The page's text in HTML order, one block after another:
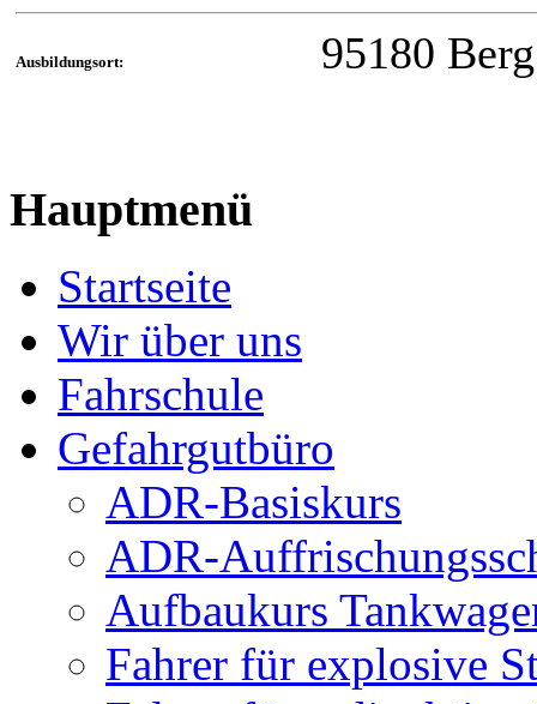
Ausbildungsort: 95180
Hauptmenü
Startseite
Wir über uns
Fahrschule
Gefahrgutbüro
ADR-Basiskurs
ADR-
Aufbaukurs
Fahrer für explosive